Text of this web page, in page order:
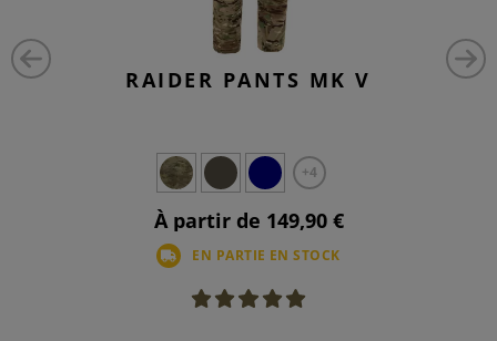
RAIDER PANTS MK V
+4
À partir de 149,90 €
EN PARTIE EN STOCK